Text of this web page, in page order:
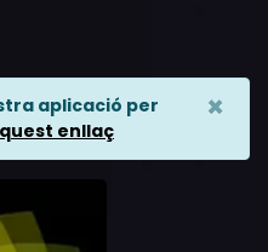
aplicació per
enllaç
×